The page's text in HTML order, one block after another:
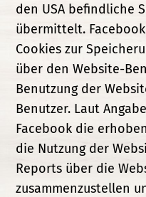
den USA befindliche
übermittelt.
Cookies zur
über den Website-
Benutzung der
Benutzer. Laut
Facebook die
die Nutzung der
Reports über die
zusammenzustellen